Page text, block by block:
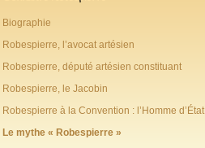
Biographie
Robespierre, l’avocat artésien
Robespierre, député artésien constituant
Robespierre, le Jacobin
Robespierre à la Convention : l’Homme d’État
Le mythe « Robespierre »